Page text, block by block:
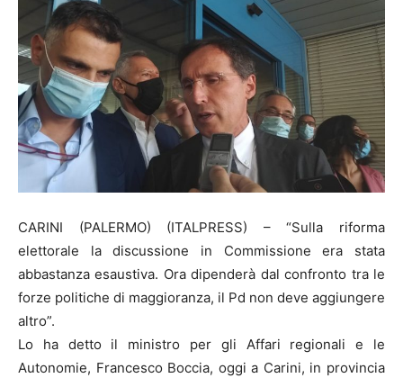
CARINI (PALERMO) (ITALPRESS) – “Sulla riforma
elettorale la discussione in Commissione era stata
abbastanza esaustiva. Ora dipenderà dal confronto tra le
forze politiche di maggioranza, il Pd non deve aggiungere
altro”.
Lo ha detto il ministro per gli Affari regionali e le
Autonomie, Francesco Boccia, oggi a Carini, in provincia